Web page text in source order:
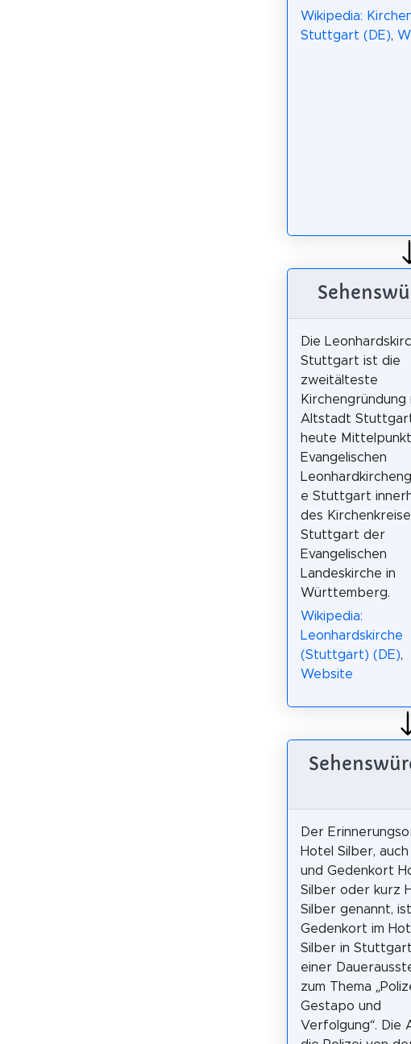
Wikipedia:
Stuttgart (DE),
Die
Stuttgart ist die
zweitälteste
Kirchengründung
Altstadt
heute
Evangelischen
e Stuttgart
des
Stuttgart der
Evangelischen
Landeskirche in
Württemberg.
Wikipedia:
Leonhardskirche
(Stuttgart) (DE),
Website
Der
Hotel Silber,
und Gedenkort
Silber oder kurz
Silber genannt,
Gedenkort im
Silber in
einer
zum Thema
Gestapo und
Verfolgung“. Die